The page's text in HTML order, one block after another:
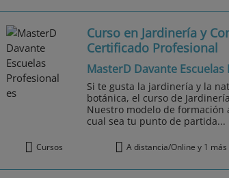
Curso en Jardinería y
Certificado Profesional
MasterD Davante
Si te gusta la jardinería y la
botánica, el curso de
Nuestro modelo de
cual sea tu punto de partida...
Cursos A distancia/Online y 1 más